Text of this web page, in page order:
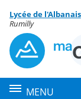
Menu de la
Contenu
Lycée de l'Albanais
Rumilly
MENU